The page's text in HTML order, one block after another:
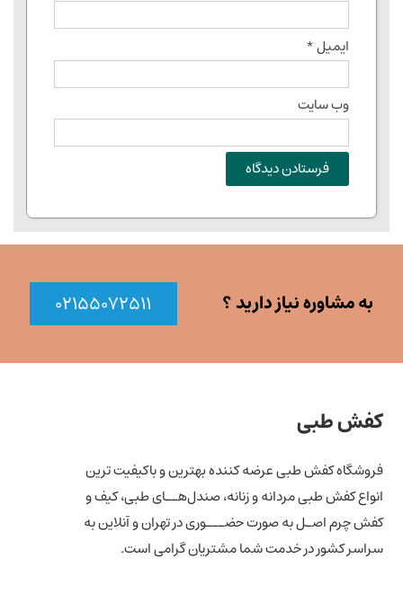
ایمیل*
وب‌ سایت
به مشاوره نیاز دارید ؟ ۰۲۱۵۵۰۷۲۵۱۱
کفش طبی
فروشگاه کفش طبی عرضه کننده بهترین و باکیفیت ترین
انواع کفش‌ طبی مردانه و زنانه، صندل‌هــای طبی، کیف و
کفش چرم اصـل به صورت حضـــوری در تهران و آنلاین به
سراسر کشور در خدمت شما مشتریان گرامی است.